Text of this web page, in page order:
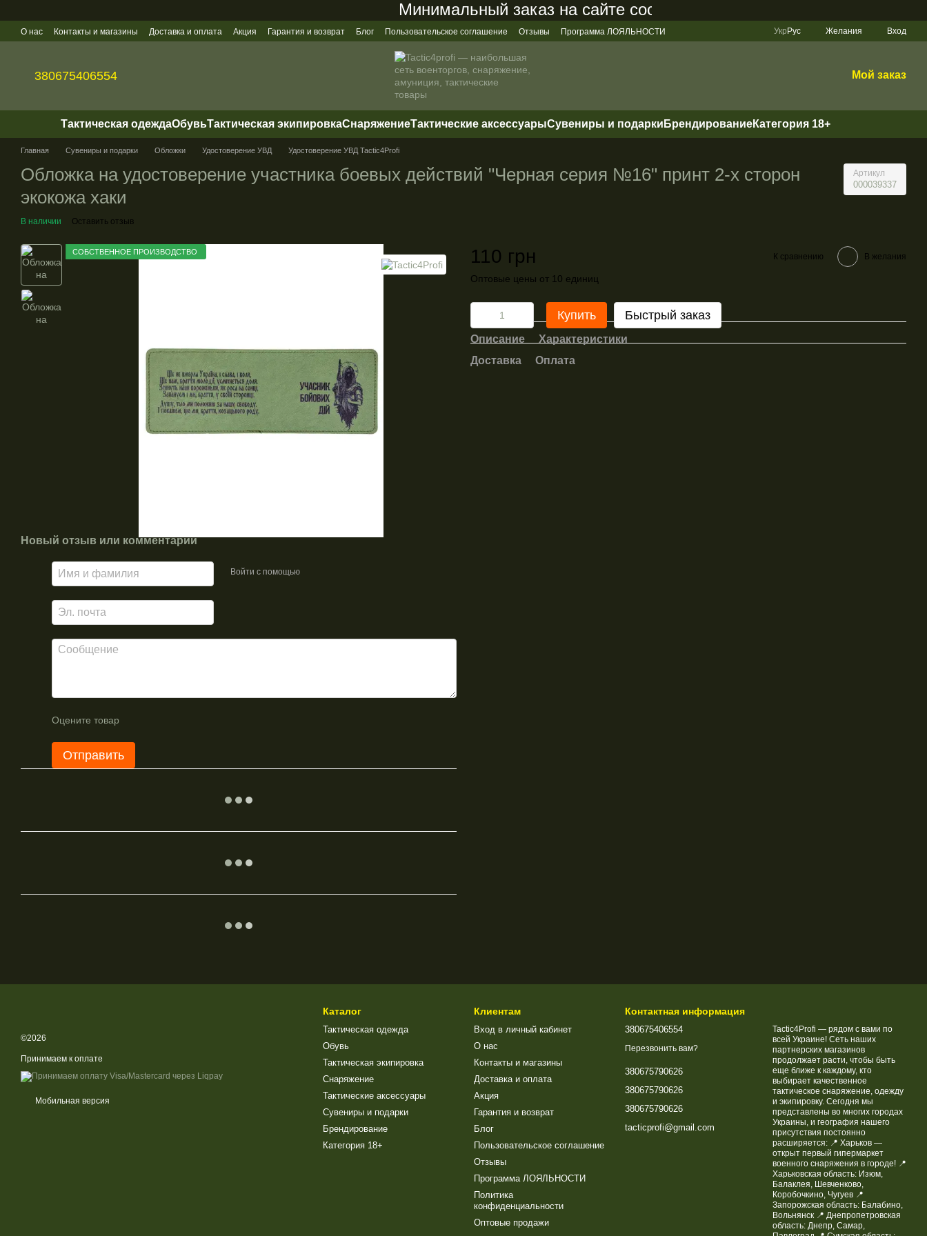
Минимальный заказ на сайте составляет 200 грн
О нас Контакты и магазины Доставка и оплата Акция Гарантия и возврат Блог Пользовательское соглашение Отзывы
Программа ЛОЯЛЬНОСТИ
Укр Рус Желания Вход
380675406554 Мой заказ
Тактическая одеждаОбувьТактическая экипировкаСнаряжениеТактические аксессуарыСувениры и подарки БрендированиеКатегория 18+
Главная Сувениры и подарки Обложки Удостоверение УВД Удостоверение УВД Tactic4Profi
Обложка на удостоверение участника боевых действий "Черная серия №16" принт 2-х сторон
экокожа хаки
Артикул
000039337
В наличии Оставить отзыв
СОБСТВЕННОЕ ПРОИЗВОДСТВО
Новый отзыв или комментарий
Войти с помощью
Оцените товар
Отправить
110 грн К сравнению В желания
Оптовые цены от 10 единиц
Купить Быстрый заказ
Описание
Характеристики
Доставка
Оплата
©2026
Принимаем к оплате
Мобильная версия
Каталог
Тактическая одежда
Обувь
Тактическая экипировка
Снаряжение
Тактические аксессуары
Сувениры и подарки
Брендирование
Категория 18+
Клиентам
Вход в личный кабинет
О нас
Контакты и магазины
Доставка и оплата
Акция
Гарантия и возврат
Блог
Пользовательское соглашение
Отзывы
Программа ЛОЯЛЬНОСТИ
Политика
конфиденциальности
Оптовые продажи
Контактная информация
380675406554
Перезвонить вам?
380675790626
380675790626
380675790626
tacticprofi@gmail.com
Tactic4Profi — рядом с вами по
всей Украине! Сеть наших
партнерских магазинов
продолжает расти, чтобы быть
еще ближе к каждому, кто
выбирает качественное
тактическое снаряжение, одежду
и экипировку. Сегодня мы
представлены во многих городах
Украины, и география нашего
присутствия постоянно
расширяется: 📍 Харьков —
открыт первый гипермаркет
военного снаряжения в городе! 📍
Харьковская область: Изюм,
Балаклея, Шевченково,
Коробочкино, Чугуев 📍
Запорожская область: Балабино,
Вольнянск 📍 Днепропетровская
область: Днепр, Самар,